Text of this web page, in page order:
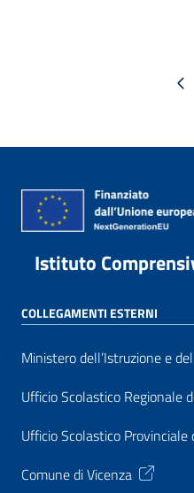
Pagina
Istituto
COLLEGAMENTI ESTERNI
Ministero dell’Istruzione e
Ufficio Scolastico Regionale
Ufficio Scolastico Provinciale
Comune di Vicenza